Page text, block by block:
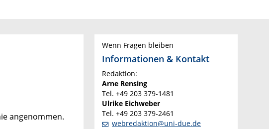
angenommen.
Wenn Fragen bleiben
Informationen & Kontakt
Redaktion:
Arne Rensing
Tel. +49 203 379-1481
Ulrike Eichweber
Tel. +49 203 379-2461
webredaktion@uni-due.de